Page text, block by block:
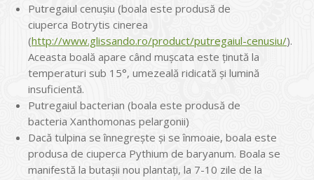
Putregaiul cenușiu (boala este produsă de
ciuperca Botrytis cinerea
(http://www.glissando.ro/product/putregaiul-cenusiu/).
Aceasta boală apare când mușcata este ținută la
temperaturi sub 15°, umezeală ridicată și lumină
insuficientă.
Putregaiul bacterian (boala este produsă de
bacteria Xanthomonas pelargonii)
Dacă tulpina se înnegrește și se înmoaie, boala este
produsa de ciuperca Pythium de baryanum. Boala se
manifestă la butașii nou plantați, la 7-10 zile de la